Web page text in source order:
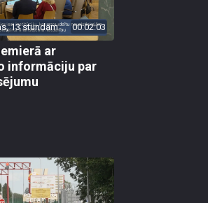
13 stundām 00:02:03
ar
informāciju par